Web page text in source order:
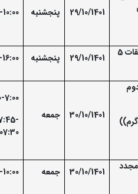
29/10/1401 پنجشنبه
فینال 5 وزن اول و مسابقات 5
29/10/1401 پنجشنبه
دوم
30/10/1401 جمعه
7:00
30/10/1401 جمعه